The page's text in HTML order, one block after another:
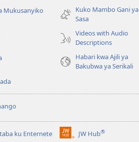
window)
Mukusanyiko
Kuko Mambo Gani ya
Sasa
Videos with Audio
Descriptions
Habari kwa Ajili ya
Bakubwa ya Serikali
ku Enternete JW Hub®
(opens